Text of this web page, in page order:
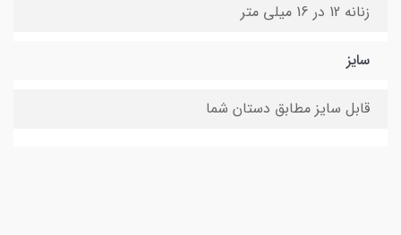
زنانه 12 در 16 میلی متر
سایز
قابل سایز مطابق دستان شما